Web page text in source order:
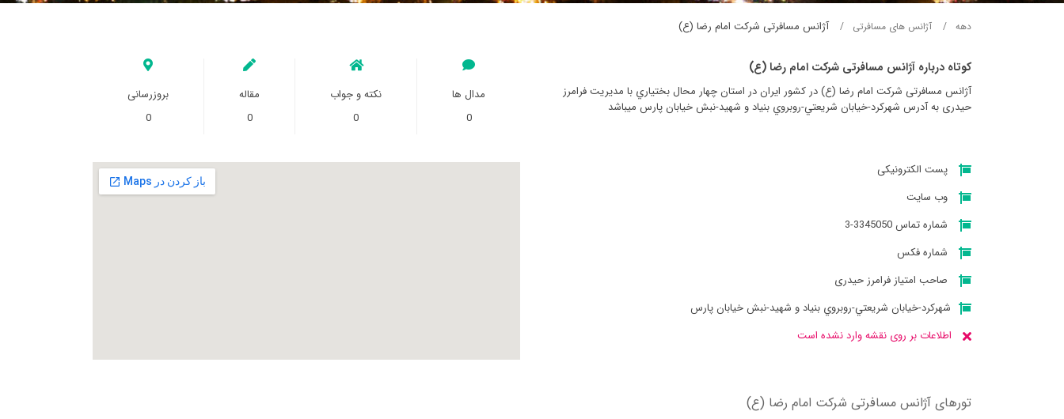
دهه آژانس های مسافرتی آژانس مسافرتی شركت امام رضا (ع)
کوتاه درباره آژانس مسافرتی شركت امام رضا (ع)
آژانس مسافرتی شركت امام رضا (ع) در کشور ایران در استان چهار محال بختياري با مدیریت فرامرز
حیدری به آدرس شهركرد-خيابان شريعتي-روبروي بنياد و شهيد-نبش خيابان پارس میباشد
مدال ها
0
نکته و جواب
0
مقاله
0
بروزرسانی
0
پست الکترونیکی
وب سایت
شماره تماس 3345050-3
شماره فکس
صاحب امتیاز فرامرز حیدری
شهركرد-خيابان شريعتي-روبروي بنياد و شهيد-نبش خيابان پارس
اطلاعات بر روی نقشه وارد نشده است
تورهای آژانس مسافرتی شركت امام رضا (ع)